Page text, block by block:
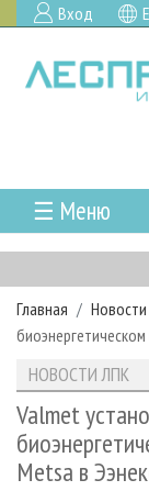
Вход
☰ Меню
ГЛАВНАЯ
РУБРИКИ И
РУБРИКИ
ЛЕСОПИЛЕНИЕ
НОВОСТИ
НОВОСТИ
НОВОСТИ
НОВОСТИ
ПРОЕКТЫ ЛПИ
АНАЛИТИКА
ЛЕСНЫЕ
АРХИВ
АРХИВ
СТАТЬИ
О ЖУРНАЛЕ
ПОДПИСКА
Главная
НОВОСТИ ЛПК
Valmet
Metsa в